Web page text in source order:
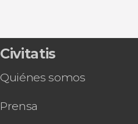
Civitatis
Quiénes somos
Prensa